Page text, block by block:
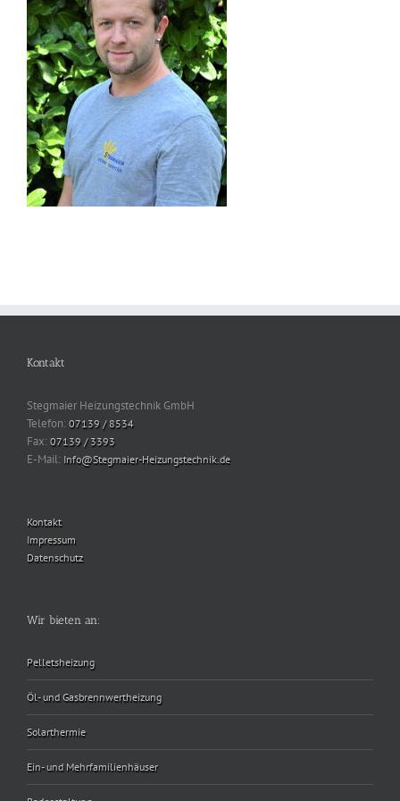
Kontakt
Stegmaier Heizungstechnik GmbH
Telefon: 07139 / 8534
Fax: 07139 / 3393
E-Mail: Info@Stegmaier-Heizungstechnik.de
Kontakt
Impressum
Datenschutz
Wir bieten an:
Pelletsheizung
Öl- und Gasbrennwertheizung
Solarthermie
Ein- und Mehrfamilienhäuser